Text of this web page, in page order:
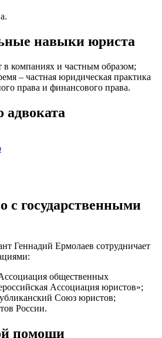
навыки юриста
в компаниях и частным образом;
– частная юридическая практика
права и финансового права.
адвоката
с государственными
Геннадий Ермолаев сотрудничает
общественных
Ассоциация юристов»;
Союз юристов;
России.
помощи